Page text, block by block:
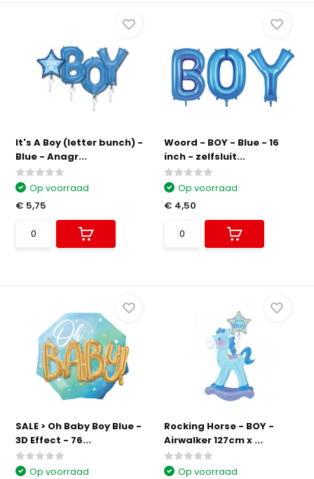
It's A Boy (letter bunch) -
Blue - Anagr...
Op voorraad
€ 5,75
Woord - BOY - Blue - 16
inch - zelfsluit...
Op voorraad
€ 4,50
SALE > Oh Baby Boy Blue -
3D Effect - 76...
Op voorraad
Rocking Horse - BOY -
Airwalker 127cm x ...
Op voorraad